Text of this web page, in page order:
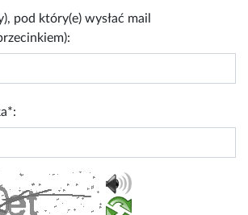
pod który(e) wysłać mail